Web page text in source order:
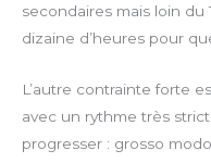
secondaires mais loin du
dizaine d’heures pour
L’autre contrainte forte
avec un rythme très
progresser : grosso